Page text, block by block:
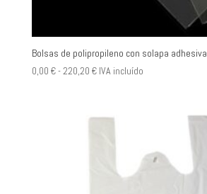
Bolsas de polipropileno con solapa adhesiva
0,00 €-220,20 €Rango
desde
IVA incluído